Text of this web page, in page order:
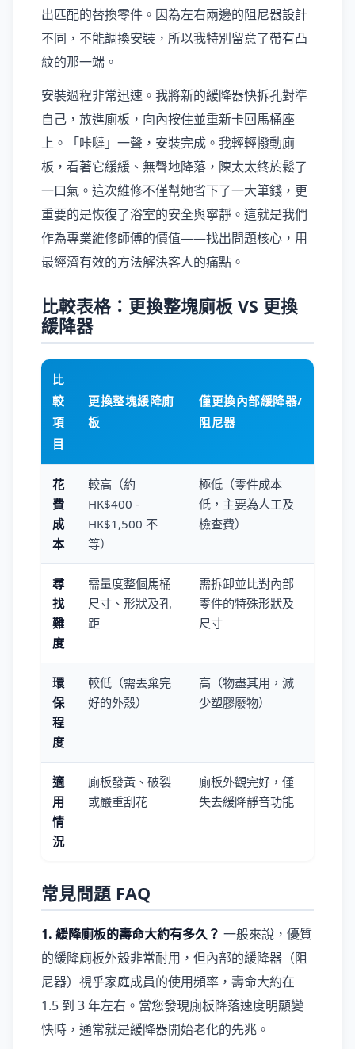
出匹配的替換零件。因為左右兩邊的阻尼器設計
不同，不能調換安裝，所以我特別留意了帶有凸
紋的那一端。
安裝過程非常迅速。我將新的緩降器快拆孔對準
自己，放進廁板，向內按住並重新卡回馬桶座
上。「咔噠」一聲，安裝完成。我輕輕撥動廁
板，看著它緩緩、無聲地降落，陳太太終於鬆了
一口氣。這次維修不僅幫她省下了一大筆錢，更
重要的是恢復了浴室的安全與寧靜。這就是我們
作為專業維修師傅的價值——找出問題核心，用
最經濟有效的方法解決客人的痛點。
比較表格：更換整塊廁板 VS 更換
緩降器
比
較
項
目
更換整塊緩降廁
板
僅更換內部緩降器/
阻尼器
花
費
成
本
較高（約
HK$400 -
HK$1,500 不
等）
極低（零件成本
低，主要為人工及
檢查費）
尋
找
難
度
需量度整個馬桶
尺寸、形狀及孔
距
需拆卸並比對內部
零件的特殊形狀及
尺寸
環
保
程
度
較低（需丟棄完
好的外殼）
高（物盡其用，減
少塑膠廢物）
適
用
情
況
廁板發黃、破裂
或嚴重刮花
廁板外觀完好，僅
失去緩降靜音功能
常見問題 FAQ
1. 緩降廁板的壽命大約有多久？ 一般來說，優質
的緩降廁板外殼非常耐用，但內部的緩降器（阻
尼器）視乎家庭成員的使用頻率，壽命大約在
1.5 到 3 年左右。當您發現廁板降落速度明顯變
快時，通常就是緩降器開始老化的先兆。